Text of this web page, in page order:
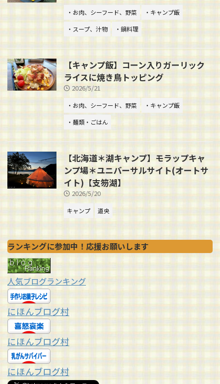
・お肉、シーフード、野菜
・キャンプ飯
・スープ、汁物
・鍋料理
【キャンプ飯】コーン入りガーリック
ライスに焼き鳥トッピング
2026/5/21
・お肉、シーフード、野菜
・キャンプ飯
・麺類・ごはん
【北海道＊湖キャンプ】モラップキャ
ンプ場＊ユニバーサルサイト(オートサ
イト)【支笏湖】
2026/5/20
キャンプ 道央
ランキングに参加中！応援お願いします
人気ブログランキング
にほんブログ村
にほんブログ村
にほんブログ村